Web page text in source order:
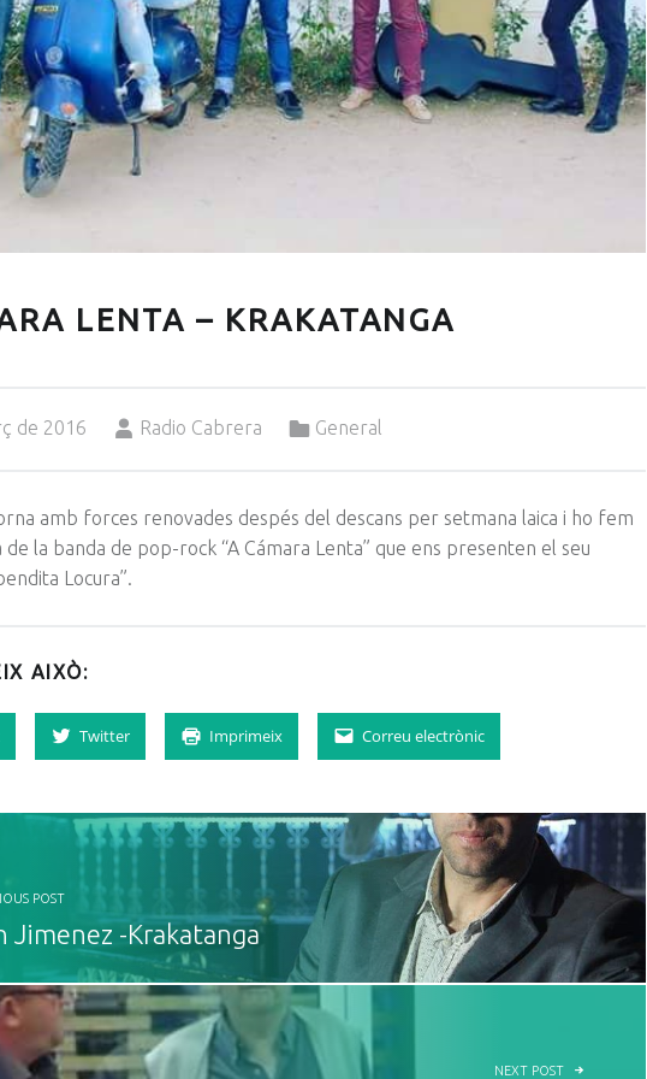
LENTA – KRAKATANGA
de 2016
Radio Cabrera
General
amb forces renovades despés del descans per setmana laica i ho fem
de la banda de pop-rock “A Cámara Lenta” que ens presenten el seu
Locura”.
AIXÒ:
Twitter Imprimeix Correu electrònic
POST
Jimenez -Krakatanga
NEXT POST